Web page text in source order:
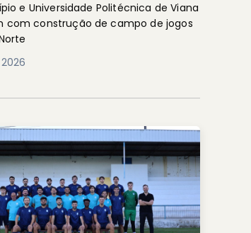
e Universidade Politécnica de Viana
com construção de campo de jogos